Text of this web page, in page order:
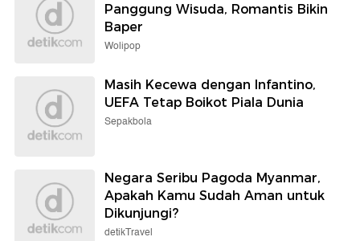
Panggung Wisuda, Romantis Bikin
Baper
Wolipop
Masih Kecewa dengan Infantino,
UEFA Tetap Boikot Piala Dunia
Sepakbola
Negara Seribu Pagoda Myanmar,
Apakah Kamu Sudah Aman untuk
Dikunjungi?
detikTravel